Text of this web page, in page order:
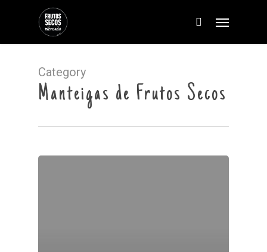
Category
Manteigas de Frutos Secos